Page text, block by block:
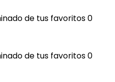
de tus favoritos0
de tus favoritos0